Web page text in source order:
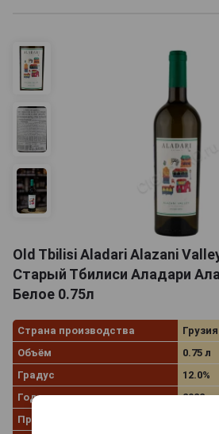
Old Tbilisi Aladari Alazani
Старый Тбилиси Аладари
Белое 0.75л
Страна производства
Грузия
Объём
0.75 л
Градус
12.0%
Год производства
2022
Производитель